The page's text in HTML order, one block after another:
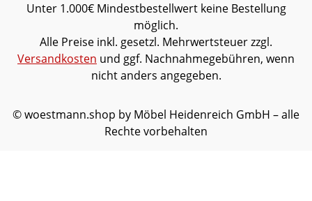
Unter 1.000€ Mindestbestellwert keine Bestellung
möglich.
Alle Preise inkl. gesetzl. Mehrwertsteuer zzgl.
Versandkosten und ggf. Nachnahmegebühren, wenn
nicht anders angegeben.
© woestmann.shop by Möbel Heidenreich GmbH – alle
Rechte vorbehalten